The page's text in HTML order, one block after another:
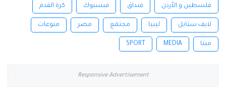
فلسطين و الأردن فنداق فيسبوك كرة القدم
لايف ستايل ليبيا مجتمع مصر منوعات
ميتا MEDIA
SPORT
Responsive Advertisement